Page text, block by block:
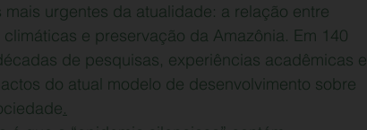
urgentes da atualidade: a relação entre
e preservação da Amazônia. Em 140
de pesquisas, experiências acadêmicas e
do atual modelo de desenvolvimento sobre
.